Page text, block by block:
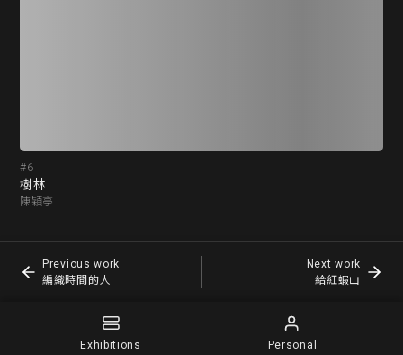
Exhibitions Personal
Previous work
編織時間的人
Next work
給紅蝦山
#6
樹林
陳穎亭